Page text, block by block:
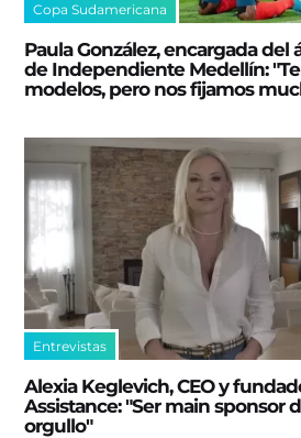
Copa Sudamericana
Paula González, encargada del
de Independiente Medellín:
modelos, pero nos fijamos
Entrevistas
Alexia Keglevich, CEO y
Assistance: "Ser main sponsor
orgullo"